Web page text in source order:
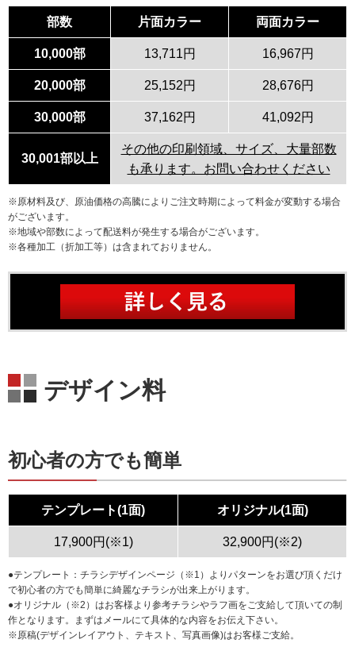
部数 片面カラー 両面カラー
10,000部 13,711円 16,967円
20,000部 25,152円 28,676円
30,000部 37,162円 41,092円
30,001部以上
その他の印刷領域、サイズ、大量部数
も承ります。お問い合わせください
※原材料及び、原油価格の高騰によりご注文時期によって料金が変動する場合
がございます。
※地域や部数によって配送料が発生する場合がございます。
※各種加工（折加工等）は含まれておりません。
デザイン料
初心者の方でも簡単
テンプレート(1面) オリジナル(1面)
17,900円(※1) 32,900円(※2)
●テンプレート：チラシデザインページ（※1）よりパターンをお選び頂くだけ
で初心者の方でも簡単に綺麗なチラシが出来上がります。
●オリジナル（※2）はお客様より参考チラシやラフ画をご支給して頂いての制
作となります。まずはメールにて具体的な内容をお伝え下さい。
※原稿(デザインレイアウト、テキスト、写真画像)はお客様ご支給。